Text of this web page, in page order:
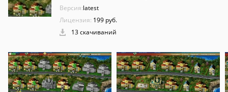
Версия:latest
Лицензия: 199 руб.
13 скачиваний